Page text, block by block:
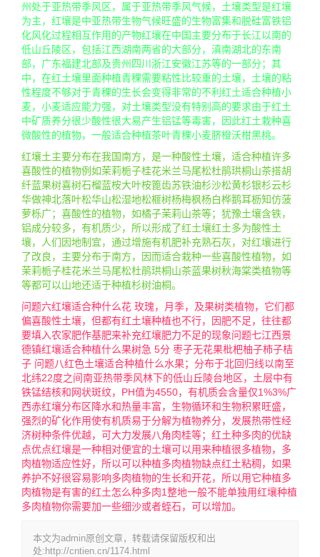
州处于亚热带季风区，属于亚热带季风气候，土壤类型是红壤
为主，红壤是中亚热带生物气候旺盛的生物富集和脱硅富铁铝
化风化过程相互作用的产物红壤在中国主要分布于长江以南的
低山丘陵区，包括江西湖南两省的大部分，滇南湖北的东南
部，广东福建北部及贵州四川浙江安徽江苏等的一部分；其
中，在红土壤里面种植青稞需要粘性比较重的土壤，土壤的粘
性程度不够对于青稞的生长会变得非常的不利红土适合种植小
麦，小麦适应能力强，对土壤类型没有特别高的要求由于红土
中矿质养分很少酸性很大易产生铝锰等毒害，因此红土栽种喜
微酸性的植物，一般适合种植茶叶青稞小麦脐橙沃柑黑桃。
红壤土主要分布在我国南方，是一种酸性土壤，适合种植许多
喜酸性的植物例如茉莉栀子桂花米兰马尾松杜鹃珙桐山茶搭胡
纤蓝果树喜树石榴蓝桉大叶桉篦齿苏铁油杉沙松黄杉银杉云杉
华做神北落叶松华山松湿地松榧树杨梅枫杨白桦鹅耳枥知仿菠
萝栎广；喜酸性的植物，如橘子茉莉山茶等；犹豫土壤含铁，
铝成分较多，有机质少，所以形成了红土壤红土多为酸性土
壤，人们因地制宜，通过增施有机肥补充熟石灰，对红壤进行
了改良，主要分布于南方，因而适合栽种一些喜酸性植物，如
茉莉栀子桂花米兰马尾松杜鹃珙桐山茶蓝果树秋海棠类植物等
等都可以山地还适于种植杉树油桐。
问题六红壤适合种什么花 玫瑰，月季，及果树类植物，它们都
偏喜酸性土壤，但都有红土壤种植也不行，因肥不足，往往都
要填入农家肥作基肥来补充红壤肥力不足的现象问题七江西景
德镇红壤适合种植什么果树急 5分 枣子无花果枇杷柚子柿子桔
子 问题八红色土壤适合种植什么水果；分布于北回归线以南至
北纬22度之间南亚热带季风林下的低山丘陵台地区，土层中有
铁锰结核和网状斑纹，PH值为4550，有机质会含量仅1%3%广
西赤红壤分布区降水和热量丰富，生物循环和生物积累旺盛，
强烈的矿化作用使有机质易于分解为植物养分，发展热带性经
济树种条件优越，可大力发展八角肉桂等；红土种多肉的优缺
点优点红壤是一种相对便宜的土壤可以用来种植很多植物，多
肉植物适应性好，所以可以种植多肉植物缺点红土粘稠，如果
养护不好很容易影响多肉植物的生长和开花，所以用它种植多
肉植物是有害的红土怎么种多肉1整地一般不能单独用红壤种植
多肉植物你需要加一些细沙或者蛭石，可以增加。
本文为admin原创文章，转载请保留版权和出
处:http://cntien.cn/1174.html